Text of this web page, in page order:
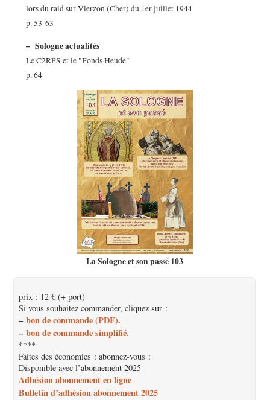
lors du raid sur Vierzon (Cher) du 1er juillet 1944
p. 53-63
– Sologne actualités
Le C2RPS et le "Fonds Heude"
p. 64
La Sologne et son passé 103
prix : 12 € (+ port)
Si vous souhaitez commander, cliquez sur :
– bon de commande (PDF).
– bon de commande simplifié.
****
Faites des économies : abonnez-vous :
Disponible avec l’abonnement 2025
Adhésion abonnement en ligne
Bulletin d’adhésion abonnement 2025